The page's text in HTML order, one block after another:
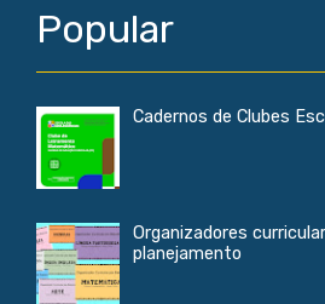
Popular
Cadernos de Clubes
Organizadores
planejamento